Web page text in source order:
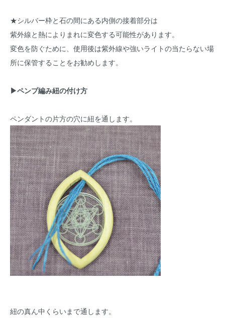
★シルバー枠と石の間にある内側の接着部分は
紫外線と熱によりまれに変色する可能性があります。
変色を防ぐために、使用後は紫外線や強いライトの当たらない場
所に保管することをお勧めします。
▶ペンプ編み紐の付け方
ペンダントの片方の穴に紐を通します。
紐の真ん中くらいまで通します。